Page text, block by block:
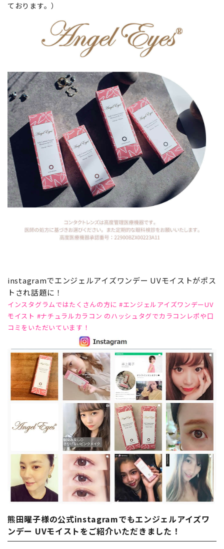
ております。）
instagramでエンジェルアイズワンデー UVモイストがポス
トされ話題に！
インスタグラムではたくさんの方に #エンジェルアイズワンデーUV
モイスト #ナチュラルカラコン のハッシュタグでカラコンレポや口
コミをいただいています！
熊田曜子様の公式instagramでもエンジェルアイズワ
ンデー UVモイストをご紹介いただきました！